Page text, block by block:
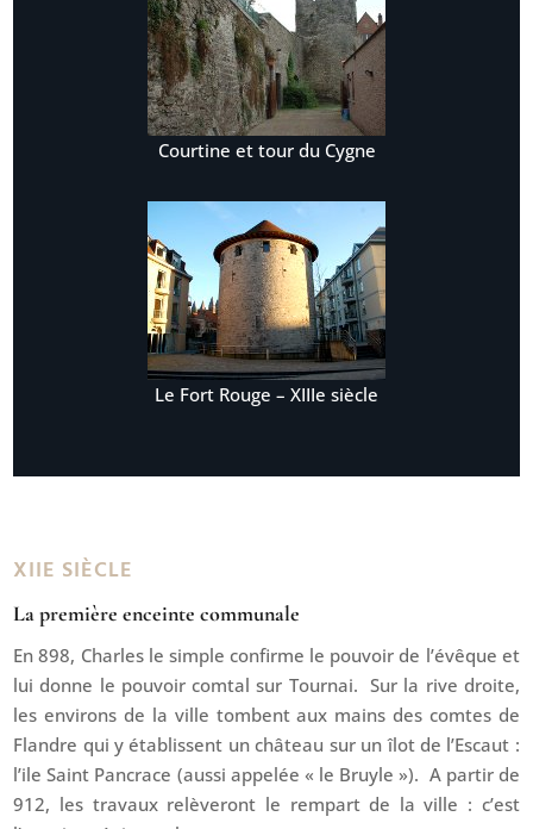
Courtine et tour du Cygne
Le Fort Rouge – XIIIe siècle
XIIE SIÈCLE
La première enceinte communale
En 898, Charles le simple confirme le pouvoir de l’évêque et
lui donne le pouvoir comtal sur Tournai. Sur la rive droite,
les environs de la ville tombent aux mains des comtes de
Flandre qui y établissent un château sur un îlot de l’Escaut :
l’ile Saint Pancrace (aussi appelée « le Bruyle »). A partir de
912, les travaux relèveront le rempart de la ville : c’est